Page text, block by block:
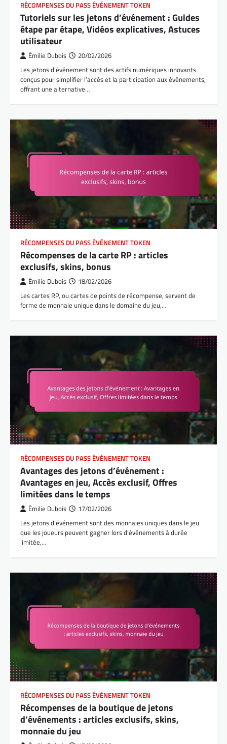
RÉCOMPENSES DU PASS ÉVÉNEMENT TOKEN
Tutoriels sur les jetons d’événement : Guides
étape par étape, Vidéos explicatives, Astuces
utilisateur
Émilie Dubois 20/02/2026
Les jetons d’événement sont des actifs numériques innovants
conçus pour simplifier l’accès et la participation aux événements,
offrant une alternative…
RÉCOMPENSES DU PASS ÉVÉNEMENT TOKEN
Récompenses de la carte RP : articles
exclusifs, skins, bonus
Émilie Dubois 18/02/2026
Les cartes RP, ou cartes de points de récompense, servent de
forme de monnaie unique dans le domaine du jeu,…
RÉCOMPENSES DU PASS ÉVÉNEMENT TOKEN
Avantages des jetons d’événement :
Avantages en jeu, Accès exclusif, Offres
limitées dans le temps
Émilie Dubois 17/02/2026
Les jetons d’événement sont des monnaies uniques dans le jeu
que les joueurs peuvent gagner lors d’événements à durée
limitée,…
RÉCOMPENSES DU PASS ÉVÉNEMENT TOKEN
Récompenses de la boutique de jetons
d’événements : articles exclusifs, skins,
monnaie du jeu